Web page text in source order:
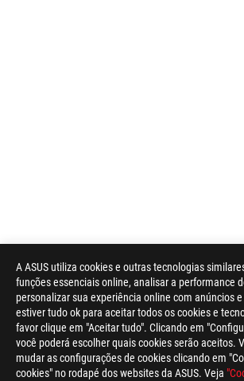
A ASUS utiliza cookies e outras tecnologias
funções essenciais online, analisar a performance
personalizar sua experiência online com anúncios
estiver tudo ok para aceitar todos os cookies e
favor clique em "Aceitar tudo". Clicando em
você poderá escolher quais cookies serão aceitos.
mudar as configurações de cookies clicando em
cookies" no rodapé dos websites da ASUS. Veja